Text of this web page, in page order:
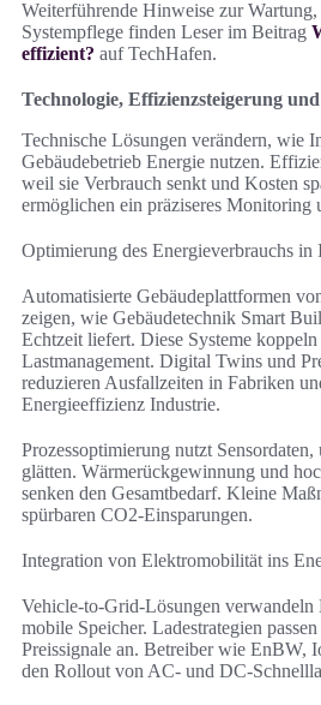
Weiterführende Hinweise zur
Systempflege finden Leser im Beitrag
effizient? auf TechHafen.
Technologie, Effizienzsteigerung
Technische Lösungen verändern, wie
Gebäudebetrieb Energie nutzen.
weil sie Verbrauch senkt und Kosten
ermöglichen ein präziseres Monitoring
Optimierung des Energieverbrauchs in
Automatisierte Gebäudeplattformen
zeigen, wie Gebäudetechnik Smart
Echtzeit liefert. Diese Systeme
Lastmanagement. Digital Twins und
reduzieren Ausfallzeiten in Fabriken
Energieeffizienz Industrie.
Prozessoptimierung nutzt Sensordaten,
glätten. Wärmerückgewinnung und
senken den Gesamtbedarf. Kleine
spürbaren CO2‑Einsparungen.
Integration von Elektromobilität ins
Vehicle-to-Grid-Lösungen verwandeln
mobile Speicher. Ladestrategien
Preissignale an. Betreiber wie EnBW,
den Rollout von AC- und DC-